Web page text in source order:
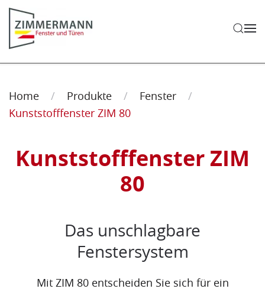
Zum Hauptinhalt springen
Home Produkte
Fenster
Kunststofffenster ZIM 80
KunststofffensterZIM
80
Das unschlagbare
Fenstersystem
Mit ZIM 80 entscheiden Sie sich für ein